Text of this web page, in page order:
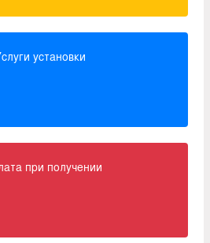
установки
при получении